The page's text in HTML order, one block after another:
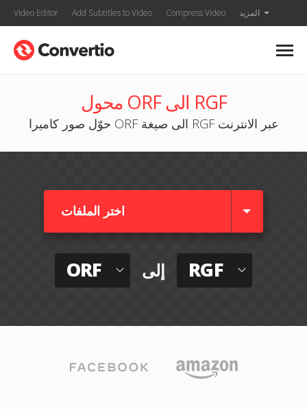
Video Editor Add Subtitles to Video Compress Video المزيد
محول ORF الى RGF
حوّل صور كاميرا ORF الى صيغة RGF عبر الانترنت
اختر الملفات
ORF إلى RGF